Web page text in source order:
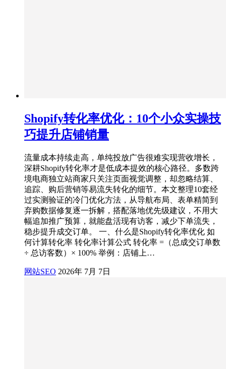
Shopify转化率优化：10个小众实操技
巧提升店铺销量
流量成本持续走高，单纯投放广告很难实现营收增长，
深耕Shopify转化率才是低成本提效的核心路径。多数跨
境电商独立站商家只关注页面视觉调整，却忽略结算、
追踪、购后营销等易流失转化的细节。本文整理10套经
过实测验证的冷门优化方法，从导航布局、表单精简到
弃购数据修复逐一拆解，搭配落地优先级建议，不用大
幅追加推广预算，就能盘活现有访客，减少下单流失，
稳步提升成交订单。 一、什么是Shopify转化率优化 如
何计算转化率 转化率计算公式 转化率 =（总成交订单数
÷ 总访客数）× 100% 举例：店铺上…
网站SEO 2026年 7月 7日